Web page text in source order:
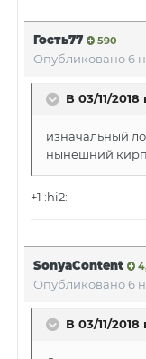
Гость77 590
Опубликовано6
В 03/11/2018
изначальный
нынешний
+1 :hi2:
SonyaContent
Опубликовано6
В 03/11/2018